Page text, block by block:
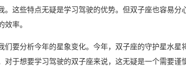
。这些特点无疑是学习驾驶的优势。但双子座也容易
效率。
们要分析今年的星象变化。今年，双子座的守护星水
对于想要学习驾驶的双子座来说，这无疑是一个需要